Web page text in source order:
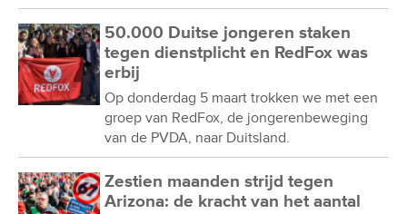
50.000 Duitse jongeren staken
tegen dienstplicht en RedFox was
erbij
Op donderdag 5 maart trokken we met een
groep van RedFox, de jongerenbeweging
van de PVDA, naar Duitsland.
Zestien maanden strijd tegen
Arizona: de kracht van het aantal